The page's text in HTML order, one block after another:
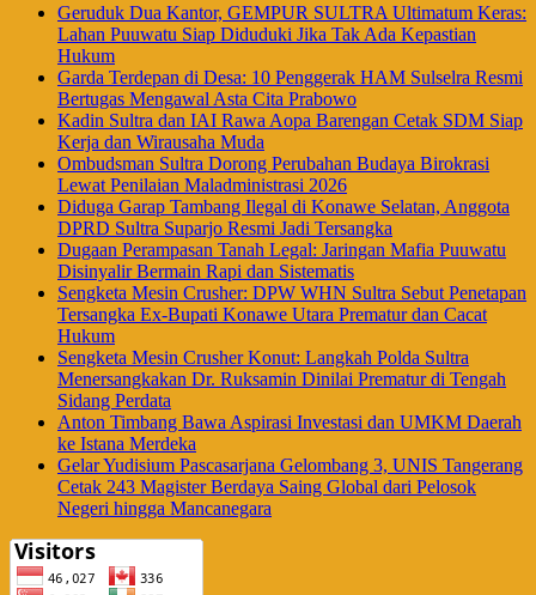
Geruduk Dua Kantor, GEMPUR SULTRA Ultimatum Keras:
Lahan Puuwatu Siap Diduduki Jika Tak Ada Kepastian
Hukum
Garda Terdepan di Desa: 10 Penggerak HAM Sulselra Resmi
Bertugas Mengawal Asta Cita Prabowo
Kadin Sultra dan IAI Rawa Aopa Barengan Cetak SDM Siap
Kerja dan Wirausaha Muda
Ombudsman Sultra Dorong Perubahan Budaya Birokrasi
Lewat Penilaian Maladministrasi 2026
Diduga Garap Tambang Ilegal di Konawe Selatan, Anggota
DPRD Sultra Suparjo Resmi Jadi Tersangka
Dugaan Perampasan Tanah Legal: Jaringan Mafia Puuwatu
Disinyalir Bermain Rapi dan Sistematis
Sengketa Mesin Crusher: DPW WHN Sultra Sebut Penetapan
Tersangka Ex-Bupati Konawe Utara Prematur dan Cacat
Hukum
Sengketa Mesin Crusher Konut: Langkah Polda Sultra
Menersangkakan Dr. Ruksamin Dinilai Prematur di Tengah
Sidang Perdata
Anton Timbang Bawa Aspirasi Investasi dan UMKM Daerah
ke Istana Merdeka
Gelar Yudisium Pascasarjana Gelombang 3, UNIS Tangerang
Cetak 243 Magister Berdaya Saing Global dari Pelosok
Negeri hingga Mancanegara